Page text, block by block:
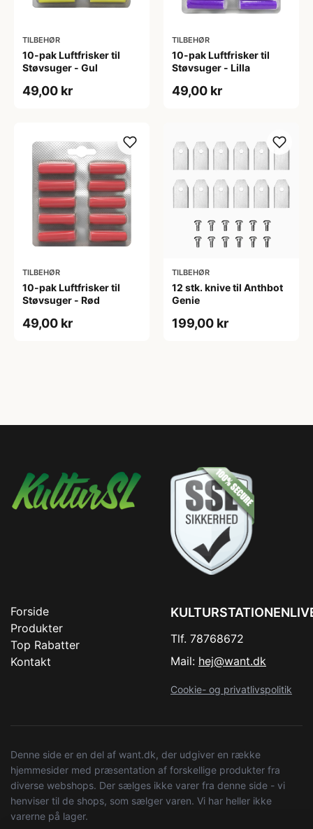
TILBEHØR
10-pak Luftfrisker til
Støvsuger - Gul
49,00 kr
TILBEHØR
10-pak Luftfrisker til
Støvsuger - Lilla
49,00 kr
TILBEHØR
10-pak Luftfrisker til
Støvsuger - Rød
49,00 kr
TILBEHØR
12 stk. knive til Anthbot
Genie
199,00 kr
Forside
Produkter
Top Rabatter
Kontakt
Tlf. 78768672
Mail: hej@want.dk
Cookie- og privatlivspolitik
Denne side er en del af want.dk, der udgiver en række
hjemmesider med præsentation af forskellige produkter fra
diverse webshops. Der sælges ikke varer fra denne side - vi
henviser til de shops, som sælger varen. Vi har heller ikke
varerne på lager.